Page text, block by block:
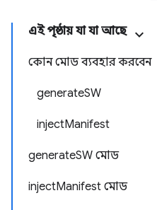
এই পৃষ্ঠায় যা যা আছে
কোন মোড ব্যবহার করবেন
generateSW
injectManifest
generateSW মোড
injectManifest মোড